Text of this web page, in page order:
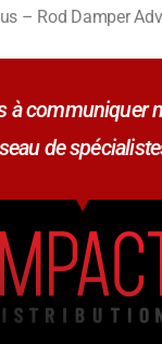
– Rod Damper
à communiquer
de